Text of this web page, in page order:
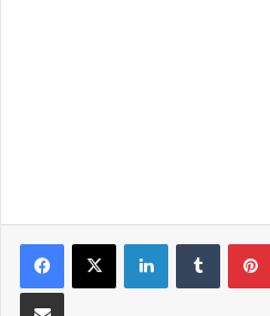
LinkedInTumblr
Partilhar Via Email